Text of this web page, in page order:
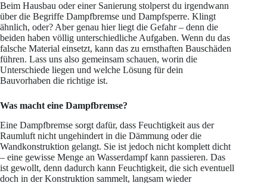
Beim Hausbau oder einer Sanierung stolperst du irgendwann
über die Begriffe Dampfbremse und Dampfsperre. Klingt
ähnlich, oder? Aber genau hier liegt die Gefahr – denn die
beiden haben völlig unterschiedliche Aufgaben. Wenn du das
falsche Material einsetzt, kann das zu ernsthaften Bauschäden
führen. Lass uns also gemeinsam schauen, worin die
Unterschiede liegen und welche Lösung für dein
Bauvorhaben die richtige ist.
Was macht eine Dampfbremse?
Eine Dampfbremse sorgt dafür, dass Feuchtigkeit aus der
Raumluft nicht ungehindert in die Dämmung oder die
Wandkonstruktion gelangt. Sie ist jedoch nicht komplett dicht
– eine gewisse Menge an Wasserdampf kann passieren. Das
ist gewollt, denn dadurch kann Feuchtigkeit, die sich eventuell
doch in der Konstruktion sammelt, langsam wieder